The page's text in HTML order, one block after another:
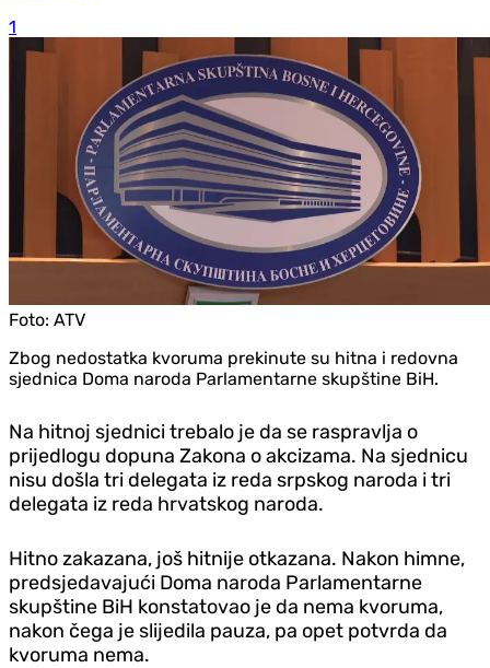
1
Foto: ATV
Zbog nedostatka kvoruma prekinute su hitna i redovna
sjednica Doma naroda Parlamentarne skupštine BiH.
Na hitnoj sjednici trebalo je da se raspravlja o
prijedlogu dopuna Zakona o akcizama. Na sjednicu
nisu došla tri delegata iz reda srpskog naroda i tri
delegata iz reda hrvatskog naroda.
Hitno zakazana, još hitnije otkazana. Nakon himne,
predsjedavajući Doma naroda Parlamentarne
skupštine BiH konstatovao je da nema kvoruma,
nakon čega je slijedila pauza, pa opet potvrda da
kvoruma nema.